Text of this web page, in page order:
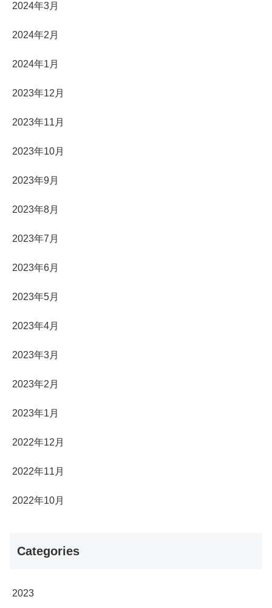
2024年3月
2024年2月
2024年1月
2023年12月
2023年11月
2023年10月
2023年9月
2023年8月
2023年7月
2023年6月
2023年5月
2023年4月
2023年3月
2023年2月
2023年1月
2022年12月
2022年11月
2022年10月
Categories
2023